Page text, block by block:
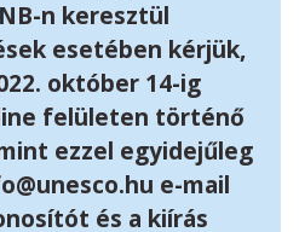
n keresztül
esetében kérjük,
október 14-ig
felületen történő
ezzel egyidejűleg
e-mail
és a kiírás